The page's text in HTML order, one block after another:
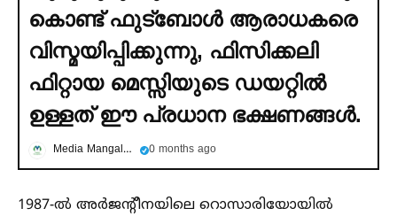
കൊണ്ട് ഫുട്ബോള്‍ ആരാധകരെ
വിസ്മയിപ്പിക്കുന്നു, ഫിസിക്കലി
ഫിറ്റായ മെസ്സിയുടെ ഡയറ്റില്‍
ഉള്ളത് ഈ പ്രധാന ഭക്ഷണങ്ങള്‍.
Media Mangalam 0 months ago
1987-ല്‍ അർജന്റീനയിലെ റൊസാരിയോയില്‍